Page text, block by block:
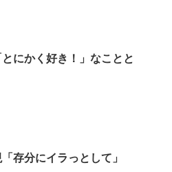
にかく好き！」なことと
存分にイラっとして」